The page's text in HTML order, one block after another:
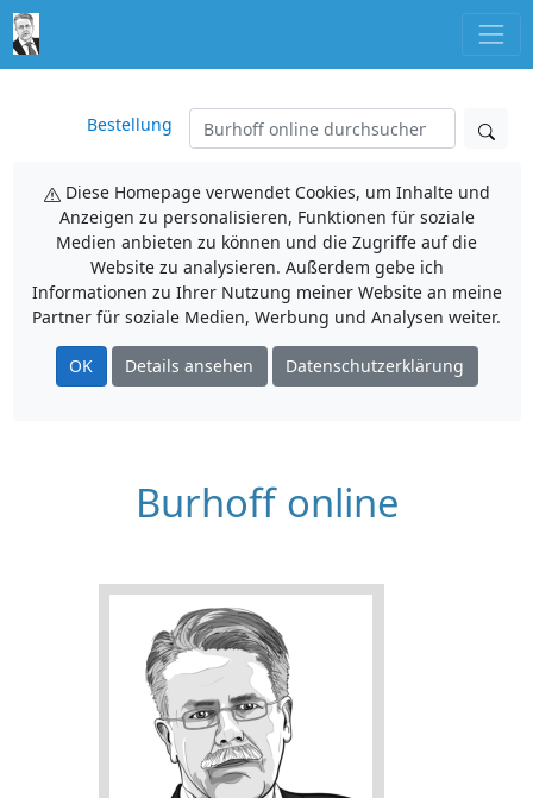
Bestellung
Diese Homepage verwendet Cookies, um Inhalte und
Anzeigen zu personalisieren, Funktionen für soziale
Medien anbieten zu können und die Zugriffe auf die
Website zu analysieren. Außerdem gebe ich
Informationen zu Ihrer Nutzung meiner Website an meine
Partner für soziale Medien, Werbung und Analysen weiter.
OK Details ansehen Datenschutzerklärung
Burhoff online